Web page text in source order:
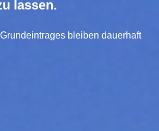
lassen.
bleiben dauerhaft